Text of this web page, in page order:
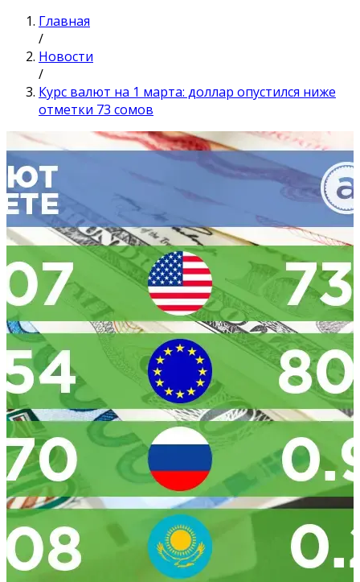
Главная
/
Новости
/
Курс валют на 1 марта: доллар опустился ниже
отметки 73 сомов